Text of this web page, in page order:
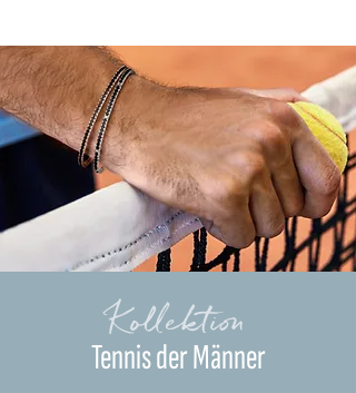
Kollektion
Tennis der Männer